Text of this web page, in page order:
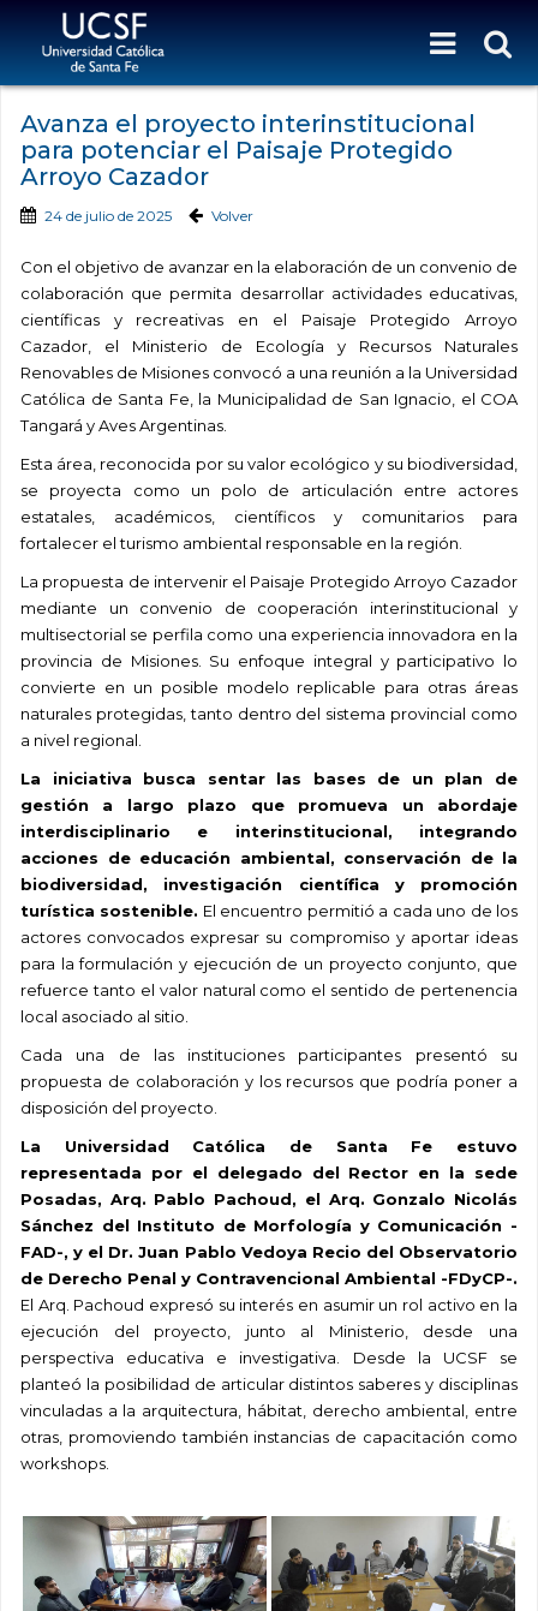
Avanza el proyecto interinstitucional
para potenciar el Paisaje Protegido
Arroyo Cazador
24 de julio de 2025 Volver
Con el objetivo de avanzar en la elaboración de un convenio de
colaboración que permita desarrollar actividades educativas,
científicas y recreativas en el Paisaje Protegido Arroyo
Cazador, el Ministerio de Ecología y Recursos Naturales
Renovables de Misiones convocó a una reunión a la Universidad
Católica de Santa Fe, la Municipalidad de San Ignacio, el COA
Tangará y Aves Argentinas.
Esta área, reconocida por su valor ecológico y su biodiversidad,
se proyecta como un polo de articulación entre actores
estatales, académicos, científicos y comunitarios para
fortalecer el turismo ambiental responsable en la región.
La propuesta de intervenir el Paisaje Protegido Arroyo Cazador
mediante un convenio de cooperación interinstitucional y
multisectorial se perfila como una experiencia innovadora en la
provincia de Misiones. Su enfoque integral y participativo lo
convierte en un posible modelo replicable para otras áreas
naturales protegidas, tanto dentro del sistema provincial como
a nivel regional.
La iniciativa busca sentar las bases de un plan de
gestión a largo plazo que promueva un abordaje
interdisciplinario e interinstitucional, integrando
acciones de educación ambiental, conservación de la
biodiversidad, investigación científica y promoción
turística sostenible. El encuentro permitió a cada uno de los
actores convocados expresar su compromiso y aportar ideas
para la formulación y ejecución de un proyecto conjunto, que
refuerce tanto el valor natural como el sentido de pertenencia
local asociado al sitio.
Cada una de las instituciones participantes presentó su
propuesta de colaboración y los recursos que podría poner a
disposición del proyecto.
La Universidad Católica de Santa Fe estuvo
representada por el delegado del Rector en la sede
Posadas, Arq. Pablo Pachoud, el Arq. Gonzalo Nicolás
Sánchez del Instituto de Morfología y Comunicación -
FAD-, y el Dr. Juan Pablo Vedoya Recio del Observatorio
de Derecho Penal y Contravencional Ambiental -FDyCP-.
El Arq. Pachoud expresó su interés en asumir un rol activo en la
ejecución del proyecto, junto al Ministerio, desde una
perspectiva educativa e investigativa. Desde la UCSF se
planteó la posibilidad de articular distintos saberes y disciplinas
vinculadas a la arquitectura, hábitat, derecho ambiental, entre
otras, promoviendo también instancias de capacitación como
workshops.